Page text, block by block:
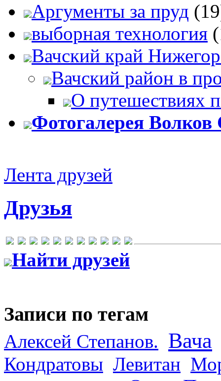
Аргументы за пруд
выборная технология
Вачский край
Вачский район в
О путешествиях
Фотогалерея Волков
Лента друзей
Друзья
Найти друзей
Записи по тегам
Алексей Степанов. Вача
Кондратовы Левитан